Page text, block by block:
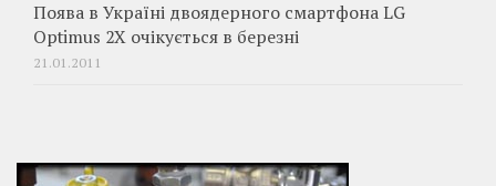
Поява в Україні двоядерного смартфона LG
Optimus 2X очікується в березні
21.01.2011